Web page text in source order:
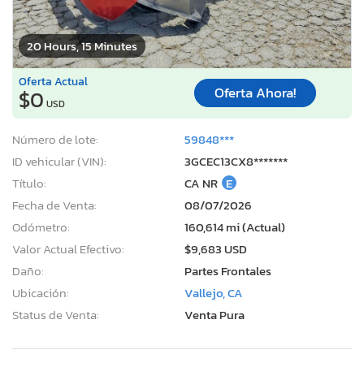
20 Hours, 15 Minutes
Oferta Actual
$0 USD
Oferta Ahora!
Número de lote:
59848***
ID vehicular (VIN):
3GCEC13CX8*******
Título:
CA NR E
Fecha de Venta:
08/07/2026
Odómetro:
160,614 mi (Actual)
Valor Actual Efectivo:
$9,683 USD
Daño:
Partes Frontales
Ubicación:
Vallejo, CA
Status de Venta:
Venta Pura